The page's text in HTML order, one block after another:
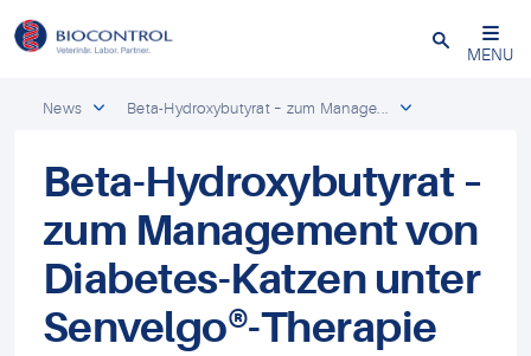
Close
MENU
News Beta-Hydroxybutyrat – zum Manage...
Beta-Hydroxybutyrat –
zum Management von
Diabetes-Katzen unter
Senvelgo®-Therapie